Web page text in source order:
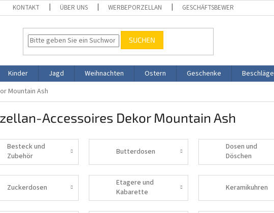
KONTAKT ÜBER UNS WERBEPORZELLAN GESCHÄFTSBEWERTUNG
SUCHEN
Kinder Jagd Weihnachten Ostern Geschenke Beschläge
Mountain Ash
Accessoires Dekor Mountain Ash
Besteck und
Zubehör
Butterdosen
Dosen und
Döschen
Zuckerdosen
Etagere und
Kabarette
Keramikuhren